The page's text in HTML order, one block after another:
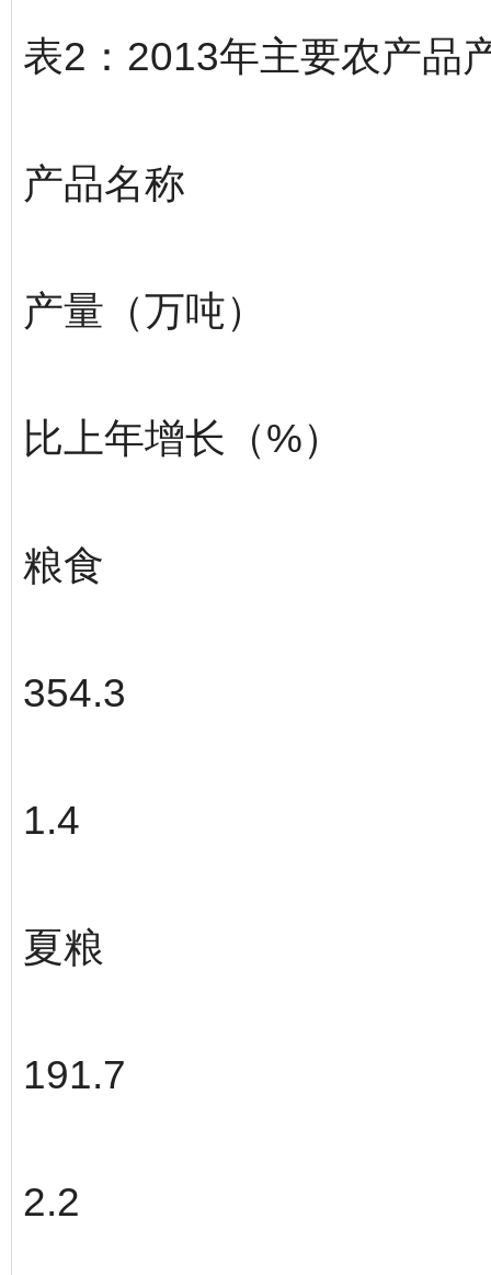
表2：2013年主要农产品
产品名称
产量（万吨）
比上年增长（%）
粮食
354.3
1.4
夏粮
191.7
2.2